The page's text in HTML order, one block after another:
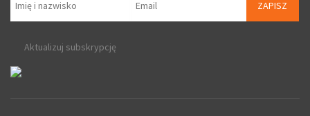
ZAPISZ
Aktualizuj subskrypcję